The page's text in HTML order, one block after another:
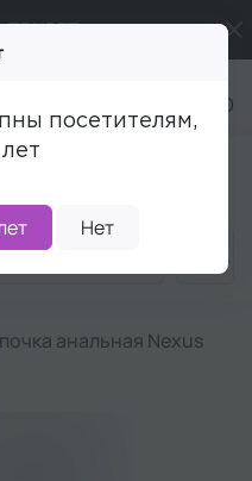
ПРИВЕТ
от 5 000₽
+7 (495) 215-16-00
анальная Nexus
посетителям,
Нет